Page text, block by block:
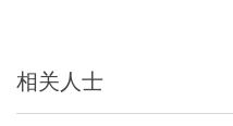
相关人士